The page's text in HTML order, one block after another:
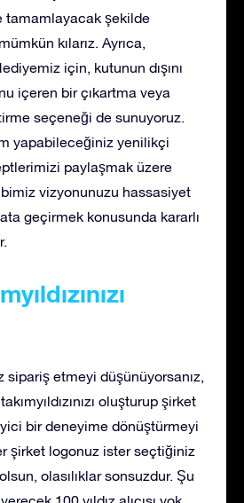
tamamlayacak şekilde
kılarız. Ayrıca,
için, kutunun dışını
içeren bir çıkartma veya
seçeneği de sunuyoruz.
yapabileceğiniz yenilikçi
paylaşmak üzere
vizyonunuzu hassasiyet
geçirmek konusunda kararlı
sipariş etmeyi düşünüyorsanız,
oluşturup şirket
bir deneyime dönüştürmeyi
şirket logonuz ister seçtiğiniz
olasılıklar sonsuzdur. Şu